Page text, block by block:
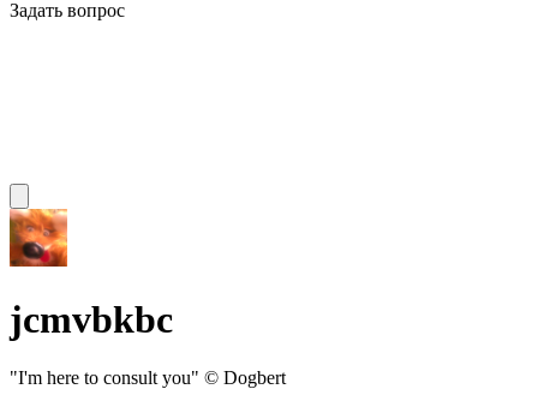
Задать вопрос
jcmvbkbc
"I'm here to consult you" © Dogbert